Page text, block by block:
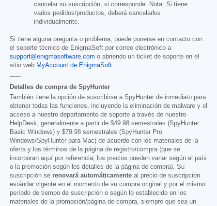
cancelar su suscripción, si corresponde. Nota: Si tiene
varios pedidos/productos, deberá cancelarlos
individualmente.
Si tiene alguna pregunta o problema, puede ponerse en contacto con
el soporte técnico de EnigmaSoft por correo electrónico a
support@enigmasoftware.com o abriendo un ticket de soporte en el
sitio web MyAccount de EnigmaSoft.
------
Detalles de compra de SpyHunter
También tiene la opción de suscribirse a SpyHunter de inmediato para
obtener todas las funciones, incluyendo la eliminación de malware y el
acceso a nuestro departamento de soporte a través de nuestro
HelpDesk, generalmente a partir de $49.98 semestrales (SpyHunter
Basic Windows) y $79.98 semestrales (SpyHunter Pro
Windows/SpyHunter para Mac) de acuerdo con los materiales de la
oferta y los términos de la página de registro/compra (que se
incorporan aquí por referencia; los precios pueden variar según el país
o la promoción según los detalles de la página de compra). Su
suscripción se renovará automáticamente al precio de suscripción
estándar vigente en el momento de su compra original y por el mismo
período de tiempo de suscripción o según lo establecido en los
materiales de la promoción/página de compra, siempre que sea un